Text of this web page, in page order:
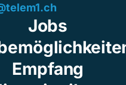
Jobs
Empfang